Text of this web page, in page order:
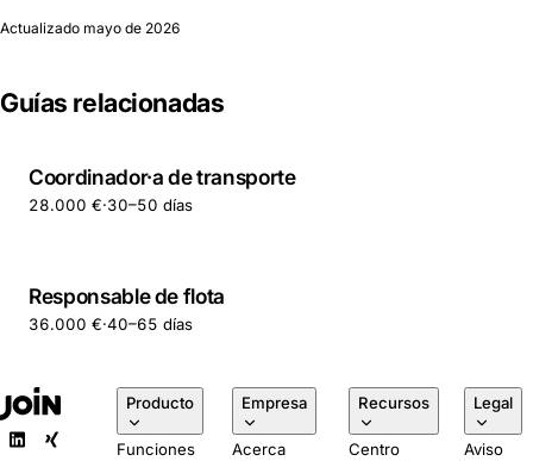
Actualizado mayo de 2026
Guías relacionadas
Coordinador·a de transporte
28.000 €·30–50 días
Responsable de flota
36.000 €·40–65 días
Producto
Funciones
Empresa
Acerca
Recursos
Centro
Legal
Aviso